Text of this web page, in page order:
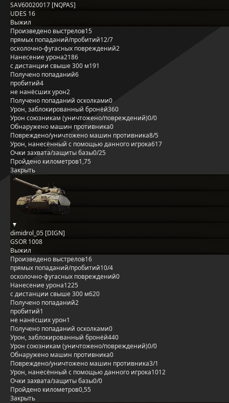
SAV60020017 [NQPAS]
UDES 16
Выжил
Произведено выстрелов15
прямых попаданий/пробитий12/7
осколочно-фугасных повреждений2
Нанесение урона2186
с дистанции свыше 300 м191
Получено попаданий6
пробитий4
не нанёсших урон2
Получено попаданий осколками0
Урон, заблокированный бронёй360
Урон союзникам (уничтожено/повреждений)0/0
Обнаружено машин противника0
Повреждено/уничтожено машин противника8/5
Урон, нанесённый с помощью данного игрока617
Очки захвата/защиты базы0/25
Пройдено километров1,75
Закрыть
dimidrol_05 [DIGN]
GSOR 1008
Выжил
Произведено выстрелов16
прямых попаданий/пробитий10/4
осколочно-фугасных повреждений0
Нанесение урона1225
с дистанции свыше 300 м620
Получено попаданий2
пробитий1
не нанёсших урон1
Получено попаданий осколками0
Урон, заблокированный бронёй440
Урон союзникам (уничтожено/повреждений)0/0
Обнаружено машин противника0
Повреждено/уничтожено машин противника3/1
Урон, нанесённый с помощью данного игрока1012
Очки захвата/защиты базы0/0
Пройдено километров0,55
Закрыть